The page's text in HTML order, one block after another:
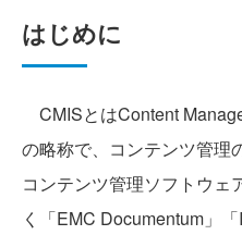
はじめに
CMISとはContent
の略称で、コンテンツ管理
コンテンツ管理ソフトウェ
く「EMC Documentum」